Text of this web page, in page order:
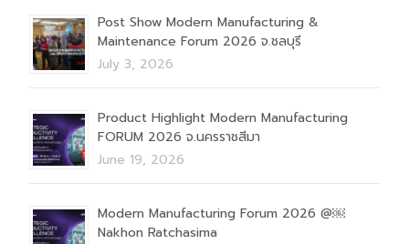
Post Show Modern Manufacturing &
Maintenance Forum 2026 จ.ชลบุรี
July 3, 2026
Product Highlight Modern Manufacturing
FORUM 2026 จ.นครราชสีมา
June 19, 2026
Modern Manufacturing Forum 2026 @￼
Nakhon Ratchasima